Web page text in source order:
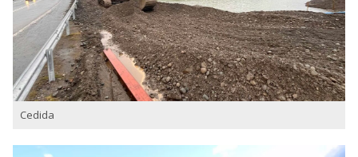
Cedida